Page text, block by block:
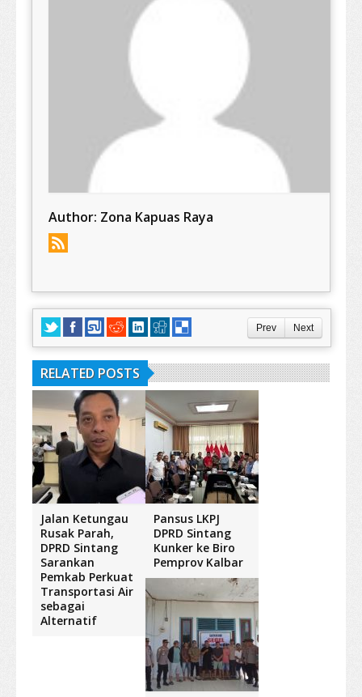
Author: Zona Kapuas Raya
Prev Next
RELATED POSTS
Jalan Ketungau
Rusak Parah,
DPRD Sintang
Sarankan
Pemkab Perkuat
Transportasi Air
sebagai
Alternatif
Pansus LKPJ
DPRD Sintang
Kunker ke Biro
Pemprov Kalbar